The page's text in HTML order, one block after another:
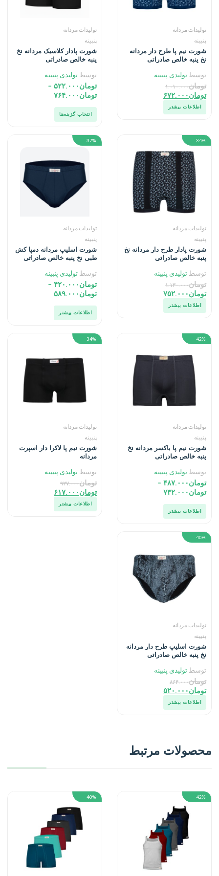
تولیدات مردانه
پنبینه
شورت نیم پا طرح دار مردانه
نخ پنبه خالص صادراتی
توسط تولیدی پنبینه
تومان۱.۰۱۰.۰۰۰
تومان۶۷۲.۰۰۰
اطلاعات بیشتر
تولیدات مردانه
پنبینه
شورت پادار کلاسیک مردانه نخ
پنبه خالص صادراتی
توسط تولیدی پنبینه
تومان۵۲۲.۰۰۰ –
تومان۷۶۴.۰۰۰
انتخاب گزینه‌ها
34%
تولیدات مردانه
پنبینه
شورت پادار طرح دار مردانه نخ
پنبه خالص صادراتی
توسط تولیدی پنبینه
تومان۱.۱۳۰.۰۰۰
تومان۷۵۲.۰۰۰
اطلاعات بیشتر
37%
تولیدات مردانه
پنبینه
شورت اسلیپ مردانه دمپا کش
طبی نخ پنبه خالص صادراتی
توسط تولیدی پنبینه
تومان۴۲۰.۰۰۰ –
تومان۵۸۹.۰۰۰
اطلاعات بیشتر
42%
تولیدات مردانه
پنبینه
شورت نیم پا باکسر مردانه نخ
پنبه خالص صادراتی
توسط تولیدی پنبینه
تومان۴۸۷.۰۰۰ –
تومان۷۳۲.۰۰۰
اطلاعات بیشتر
34%
تولیدات مردانه
پنبینه
شورت نیم پا لاکرا دار اسپرت
مردانه
توسط تولیدی پنبینه
تومان۹۲۷.۰۰۰
تومان۶۱۷.۰۰۰
اطلاعات بیشتر
40%
تولیدات مردانه
پنبینه
شورت اسلیپ طرح دار مردانه
نخ پنبه خالص صادراتی
توسط تولیدی پنبینه
تومان۸۶۴.۰۰۰
تومان۵۲۰.۰۰۰
اطلاعات بیشتر
محصولات مرتبط
42%
40%